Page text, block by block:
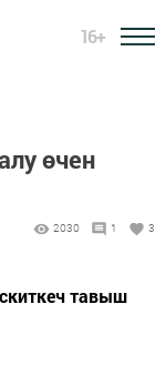
16+
өчен
2030 1 3
тавыш